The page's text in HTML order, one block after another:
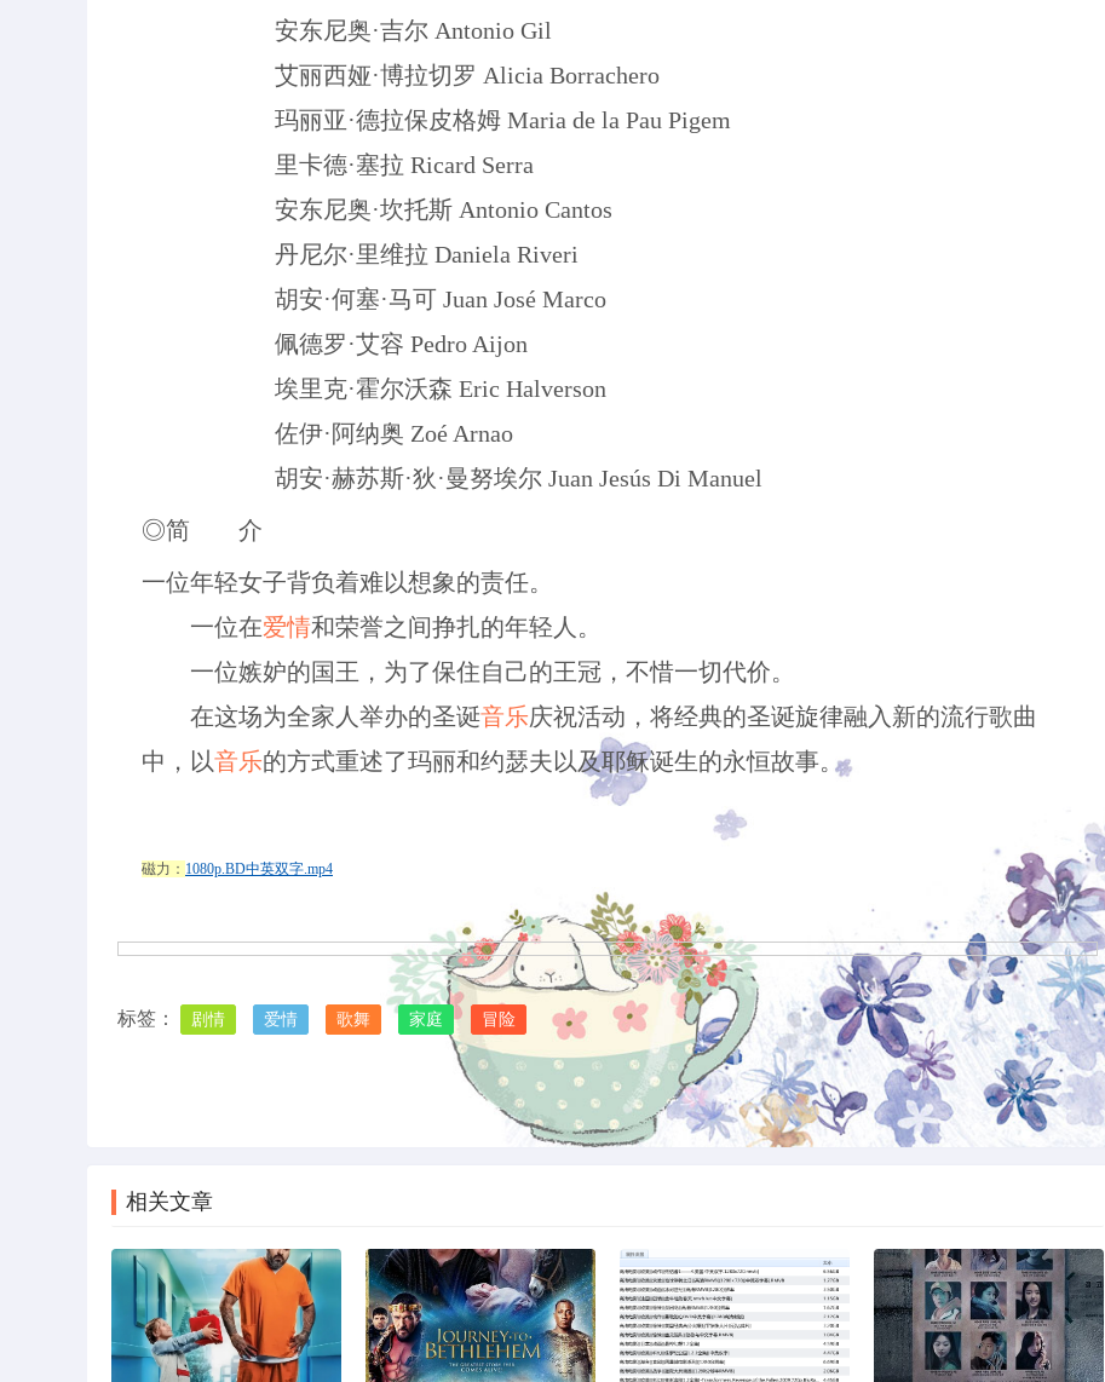
安东尼奥·吉尔 Antonio Gil
艾丽西娅·博拉切罗 Alicia Borrachero
玛丽亚·德拉保皮格姆 Maria de la Pau Pigem
里卡德·塞拉 Ricard Serra
安东尼奥·坎托斯 Antonio Cantos
丹尼尔·里维拉 Daniela Riveri
胡安·何塞·马可 Juan José Marco
佩德罗·艾容 Pedro Aijon
埃里克·霍尔沃森 Eric Halverson
佐伊·阿纳奥 Zoé Arnao
胡安·赫苏斯·狄·曼努埃尔 Juan Jesús Di Manuel
◎简 介
一位年轻女子背负着难以想象的责任。
一位在爱情和荣誉之间挣扎的年轻人。
一位嫉妒的国王，为了保住自己的王冠，不惜一切代价。
在这场为全家人举办的圣诞音乐庆祝活动，将经典的圣诞旋律融入新的流行歌曲
中，以音乐的方式重述了玛丽和约瑟夫以及耶稣诞生的永恒故事。
磁力： 1080p.BD中英双字.mp4
标签： 剧情 爱情 歌舞 家庭 冒险
下一篇
2023 鲁蛇大翻身 高清电影下载
相关文章